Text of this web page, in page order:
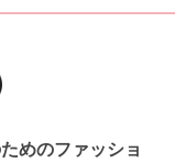
めのファッショ